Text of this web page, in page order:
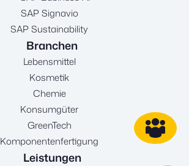
SAP Signavio
SAP Sustainability
Branchen
Lebensmittel
Kosmetik
Chemie
Konsumgüter
GreenTech
Komponentenfertigung
Leistungen